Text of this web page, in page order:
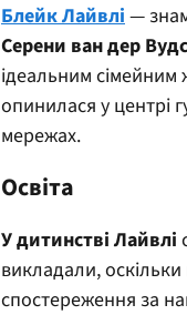
Блейк Лайвлі—
Серени ван дер
ідеальним сімейним
опинилася у центрі
мережах.
Освіта
У дитинстві Лайвлі
викладали,
спостереження за